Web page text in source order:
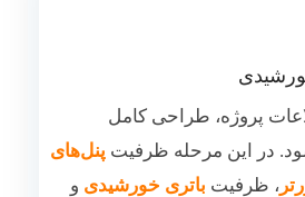
پروژه، طراحی کامل
در این مرحله ظرفیت پنل‌های
، ظرفیت باتری خورشیدی و